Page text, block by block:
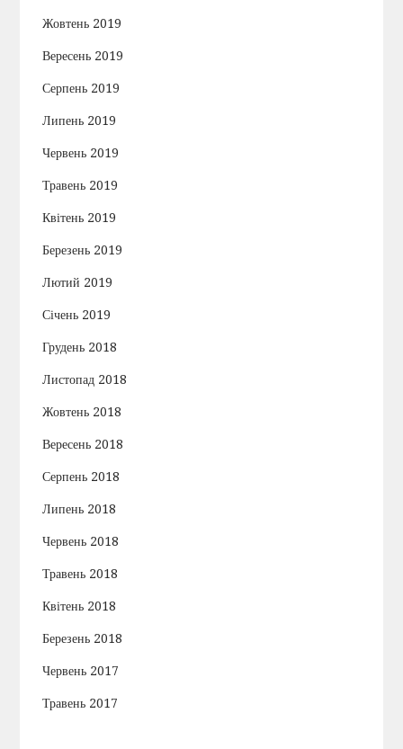
Жовтень 2019
Вересень 2019
Серпень 2019
Липень 2019
Червень 2019
Травень 2019
Квітень 2019
Березень 2019
Лютий 2019
Січень 2019
Грудень 2018
Листопад 2018
Жовтень 2018
Вересень 2018
Серпень 2018
Липень 2018
Червень 2018
Травень 2018
Квітень 2018
Березень 2018
Червень 2017
Травень 2017